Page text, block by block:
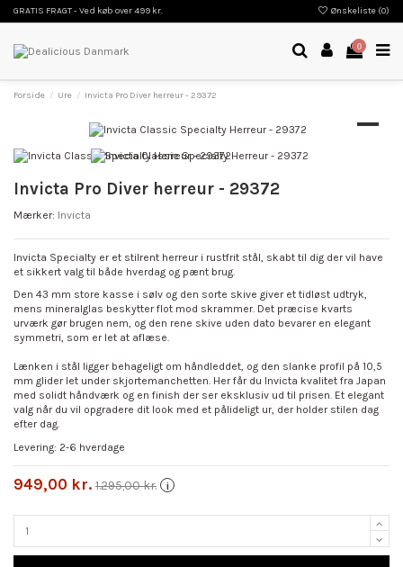
GRATIS FRAGT - Ved køb over 499 kr. Ønskeliste (0)
0
Forside Ure Invicta Pro Diver herreur - 29372
Invicta Pro Diver herreur - 29372
Mærker: Invicta
Invicta Specialty er et stilrent herreur i rustfrit stål, skabt til dig der vil have
et sikkert valg til både hverdag og pænt brug.
Den 43 mm store kasse i sølv og den sorte skive giver et tidløst udtryk,
mens mineralglas beskytter flot mod skrammer. Det præcise kvarts
urværk gør brugen nem, og den rene skive uden dato bevarer en elegant
symmetri, som er let at aflæse.
Lænken i stål ligger behageligt om håndleddet, og den slanke profil på 10,5
mm glider let under skjortemanchetten. Her får du Invicta kvalitet fra Japan
med solidt håndværk og en finish der ser eksklusiv ud til prisen. Et elegant
valg når du vil opgradere dit look med et pålideligt ur, der holder stilen dag
efter dag.
Levering: 2-6 hverdage
949,00 kr. 1.295,00 kr. i